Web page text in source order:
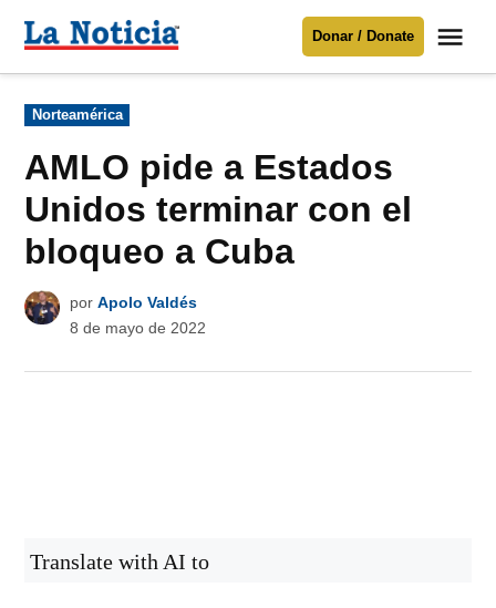
Para mantenerte informado necesitamos
Donar
contenido
Noticia
Donar / Donate
Publicado
en
Norteamérica
AMLO pide a Estados
Unidos terminar con el
bloqueo a Cuba
por Apolo Valdés
8 de mayo de 2022
Translate with AI to